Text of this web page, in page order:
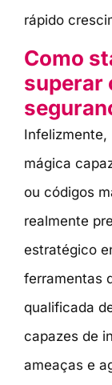
rápido
Como
superar
Infelizmente,
mágica
ou códigos
realmente
estratégico
ferramentas
qualificada
capazes de
ameaças e